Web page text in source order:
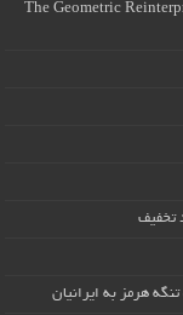
The Geometric
تخفیف
هرمز به ایرانیان